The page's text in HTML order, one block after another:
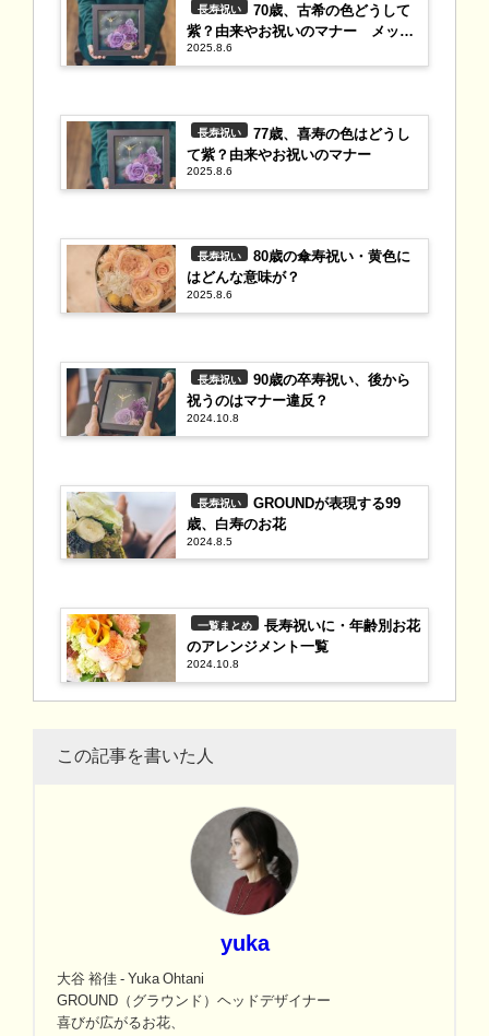
長寿祝い
70歳、古希の色どうして
紫？由来やお祝いのマナー メッセ
ージ例文集
2025.8.6
長寿祝い
77歳、喜寿の色はどうし
て紫？由来やお祝いのマナー
2025.8.6
長寿祝い
80歳の傘寿祝い・黄色に
はどんな意味が？
2025.8.6
長寿祝い
90歳の卒寿祝い、後から
祝うのはマナー違反？
2024.10.8
長寿祝い
GROUNDが表現する99
歳、白寿のお花
2024.8.5
一覧まとめ
長寿祝いに・年齢別お花
のアレンジメント一覧
2024.10.8
この記事を書いた人
yuka
大谷 裕佳 - Yuka Ohtani
GROUND（グラウンド）ヘッドデザイナー
喜びが広がるお花、